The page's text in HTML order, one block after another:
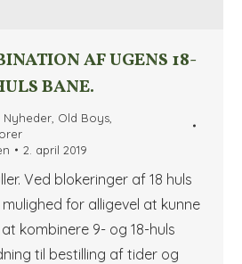
AF UGENS 18-
BANE.
Nyheder Old Boys
2. april 2019
Ved blokeringer af 18 huls
for alligevel at kunne
at kombinere 9- og 18-huls
til bestilling af tider og